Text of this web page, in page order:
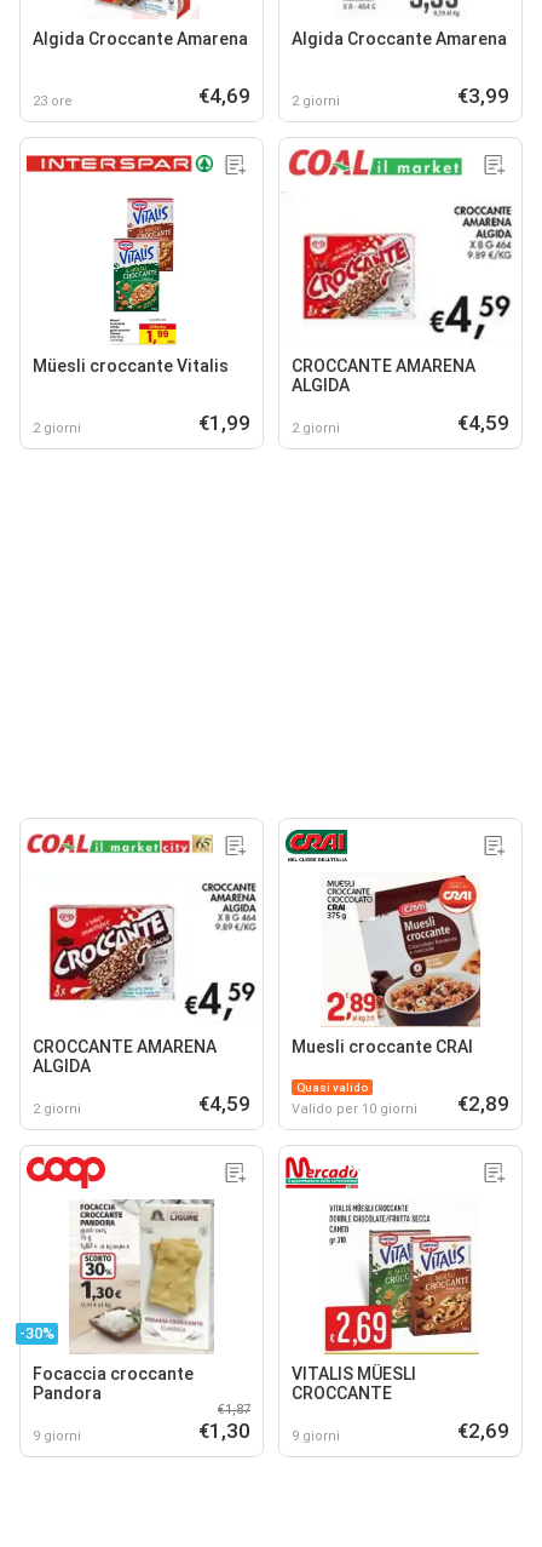
Algida Croccante Amarena
23 ore €4,69
Algida Croccante Amarena
2 giorni €3,99
Müesli croccante Vitalis
2 giorni €1,99
CROCCANTE AMARENA
ALGIDA
2 giorni €4,59
CROCCANTE AMARENA
ALGIDA
2 giorni €4,59
Muesli croccante CRAI
Quasi valido
Valido per 10 giorni €2,89
-30%
Focaccia croccante
Pandora
9 giorni
€1,87
€1,30
VITALIS MÜESLI
CROCCANTE
9 giorni €2,69